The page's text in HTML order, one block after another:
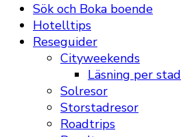
Sök och Boka boende
Hotelltips
Reseguider
Cityweekends
Läsning per stad
Solresor
Storstadresor
Roadtrips